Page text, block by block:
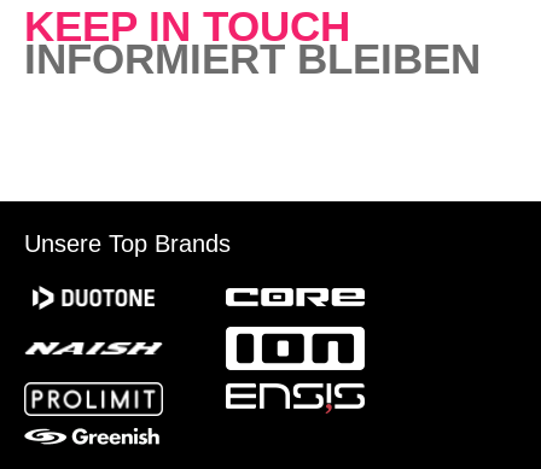
KEEP IN TOUCH
INFORMIERT BLEIBEN
Unsere Top Brands